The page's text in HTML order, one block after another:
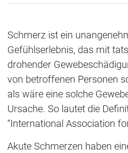
Schmerz ist ein
Gefühlserlebnis, das mit
drohender
von betroffenen Personen
als wäre eine solche
Ursache. So lautet die
“International Association
Akute Schmerzen haben